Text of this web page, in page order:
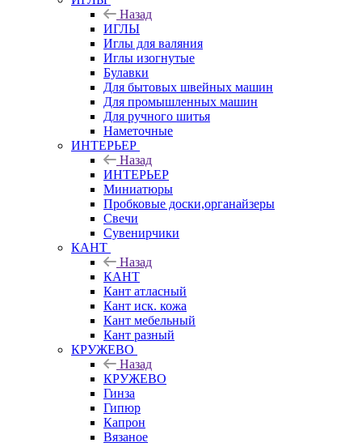
Назад
ИГЛЫ
Иглы для валяния
Иглы изогнутые
Булавки
Для бытовых швейных машин
Для промышленных машин
Для ручного шитья
Наметочные
ИНТЕРЬЕР
Назад
ИНТЕРЬЕР
Миниатюры
Пробковые доски,органайзеры
Свечи
Сувенирчики
КАНТ
Назад
КАНТ
Кант атласный
Кант иск. кожа
Кант мебельный
Кант разный
КРУЖЕВО
Назад
КРУЖЕВО
Гинза
Гипюр
Капрон
Вязаное